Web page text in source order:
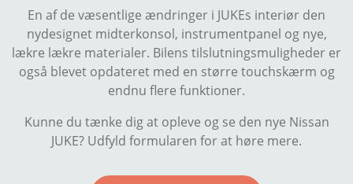
En af de væsentlige ændringer i JUKEs interiør den
nydesignet midterkonsol, instrumentpanel og nye,
lækre lækre materialer. Bilens tilslutningsmuligheder er
også blevet opdateret med en større touchskærm og
endnu flere funktioner.
Kunne du tænke dig at opleve og se den nye Nissan
JUKE? Udfyld formularen for at høre mere.